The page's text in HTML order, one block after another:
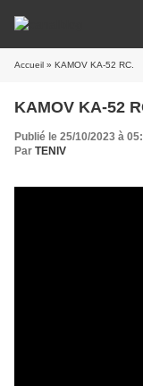
Accueil » KAMOV KA-52 RC.
KAMOV KA-52
Publié le 25/10/2023 à
Par TENIV